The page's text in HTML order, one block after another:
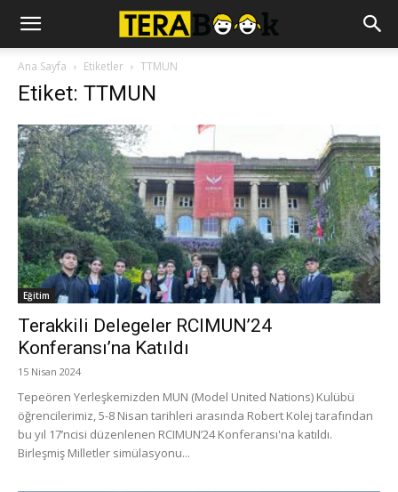
Ana Sayfa Etiketler TTMUN
Etiket: TTMUN
Eğitim
Terakkili Delegeler RCIMUN’24
Konferansı’na Katıldı
15 Nisan 2024
Tepeören Yerleşkemizden MUN (Model United Nations) Kulübü
öğrencilerimiz, 5-8 Nisan tarihleri arasında Robert Kolej tarafından
bu yıl 17’ncisi düzenlenen RCIMUN’24 Konferansı'na katıldı.
Birleşmiş Milletler simülasyonu...